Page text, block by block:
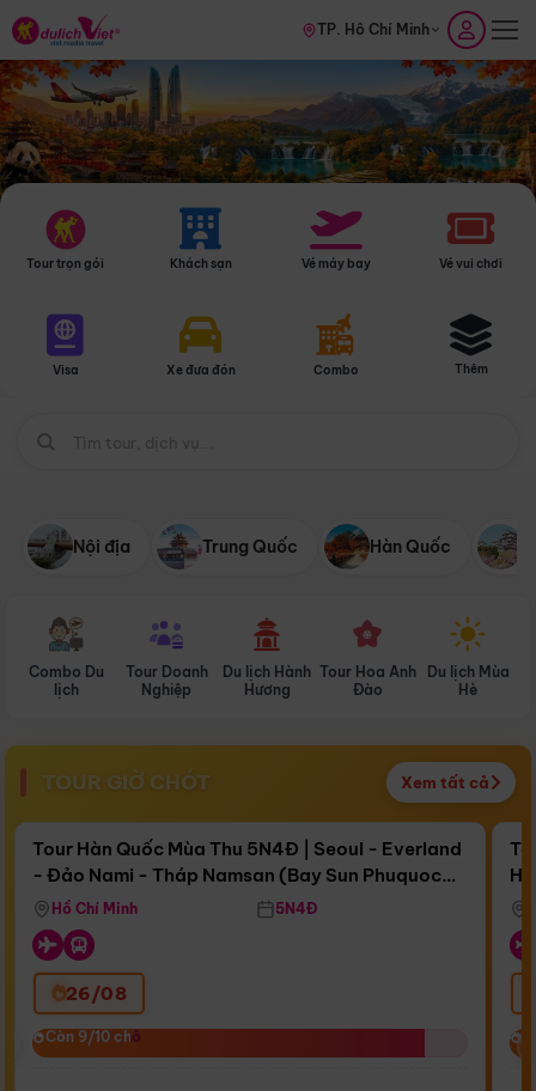
TP. Hồ Chí Minh
Tour trọn gói Khách sạn Vé máy bay Vé vui chơi
Visa Xe đưa đón Combo Thêm
Nội địa Trung Quốc Hàn Quốc
Combo Du
lịch
Tour Doanh
Nghiệp
Du lịch Hành
Hương
Tour Hoa Anh
Đào
Du lịch Mùa
Hè
TOUR GIỜ CHÓT Xem tất cả
Còn16 ngày 15:54:52
Bay Sun Phuquoc Airways
Điểm nổi bật
Tour Hàn Quốc Mùa Thu 5N4Đ | Seoul - Everland
- Đảo Nami - Tháp Namsan (Bay Sun Phuquoc
Airways)
Hồ Chí Minh 5N4Đ
26/08
Còn 9/10 chỗ
Còn 9/10 chỗ